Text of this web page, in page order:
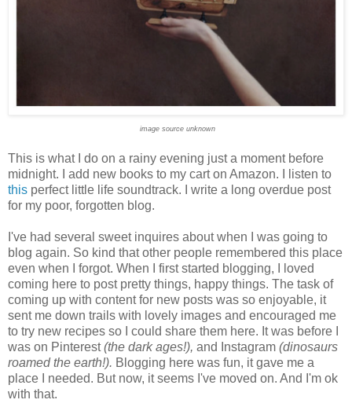
image source unknown
This is what I do on a rainy evening just a moment before
midnight. I add new books to my cart on Amazon. I listen to
this perfect little life soundtrack. I write a long overdue post
for my poor, forgotten blog.
I've had several sweet inquires about when I was going to
blog again. So kind that other people remembered this place
even when I forgot. When I first started blogging, I loved
coming here to post pretty things, happy things. The task of
coming up with content for new posts was so enjoyable, it
sent me down trails with lovely images and encouraged me
to try new recipes so I could share them here. It was before I
was on Pinterest(the dark ages!), and Instagram (dinosaurs
roamed the earth!). Blogging here was fun, it gave me a
place I needed. But now, it seems I've moved on. And I'm ok
with that.